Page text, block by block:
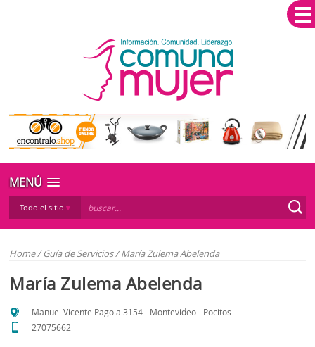
MENÚ
Todo el sitio
Home/Guía de Servicios/María Zulema Abelenda
María Zulema Abelenda
Manuel Vicente Pagola 3154 - Montevideo - Pocitos
27075662